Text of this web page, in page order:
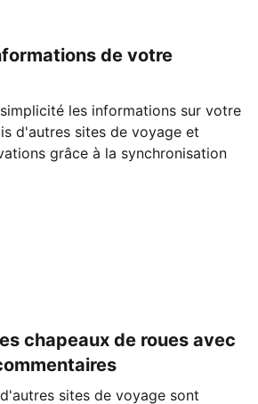
de votre
les informations sur votre
d'autres sites de voyage et
grâce à la synchronisation
chapeaux de roues avec
sites de voyage sont